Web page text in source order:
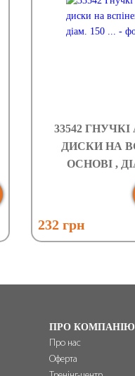
33542
ДИСКИ НА
ОСНОВІ ,
232 грн
ПРО
Про нас
Оферта